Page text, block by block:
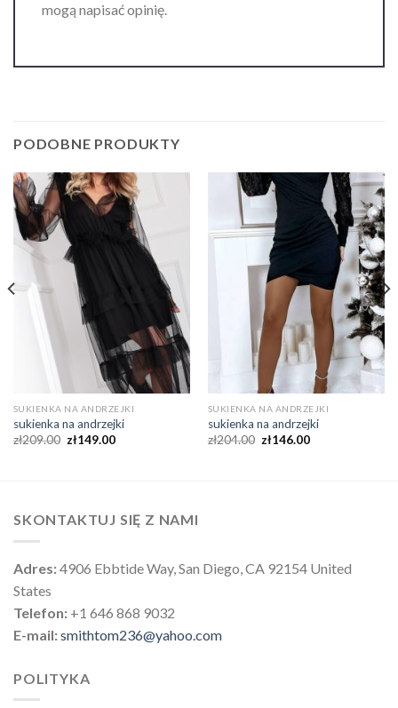
mogą napisać opinię.
PODOBNE PRODUKTY
SUKIENKA NA ANDRZEJKI
sukienka na andrzejki
zł209.00 zł149.00
SUKIENKA NA ANDRZEJKI
sukienka na andrzejki
zł204.00 zł146.00
SKONTAKTUJ SIĘ Z NAMI
Adres:4906 Ebbtide Way, San Diego, CA 92154 United
States
Telefon: +1 646 868 9032
E-mail:smithtom236@yahoo.com
POLITYKA